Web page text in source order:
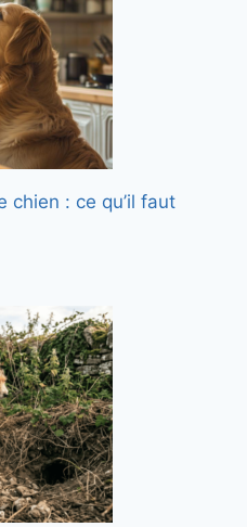
chien : ce qu’il faut